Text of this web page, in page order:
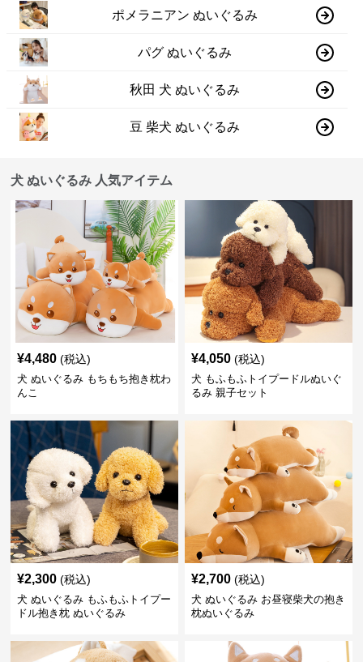
ポメラニアン ぬいぐるみ
パグ ぬいぐるみ
秋田 犬 ぬいぐるみ
豆 柴犬 ぬいぐるみ
犬 ぬいぐるみ 人気アイテム
¥4,480 (税込)
犬 ぬいぐるみ もちもち抱き枕わ
んこ
¥4,050 (税込)
犬 もふもふトイプードルぬいぐ
るみ 親子セット
¥2,300 (税込)
犬 ぬいぐるみ もふもふトイプー
ドル抱き枕 ぬいぐるみ
¥2,700 (税込)
犬 ぬいぐるみ お昼寝柴犬の抱き
枕ぬいぐるみ